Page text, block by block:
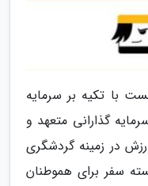
با تکیه بر سرمایه
گذارانی متعهد و
در زمینه گردشگری
سفر برای هموطنان